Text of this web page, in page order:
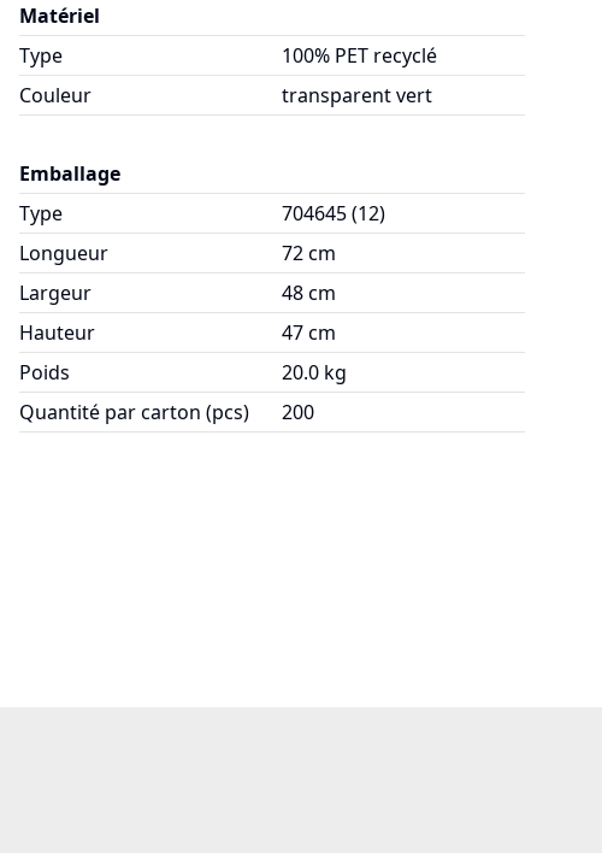
Matériel
Type
100% PET recyclé
Couleur
transparent vert
Emballage
Type
704645 (12)
Longueur
72 cm
Largeur
48 cm
Hauteur
47 cm
Poids
20.0 kg
Quantité par carton (pcs)
200